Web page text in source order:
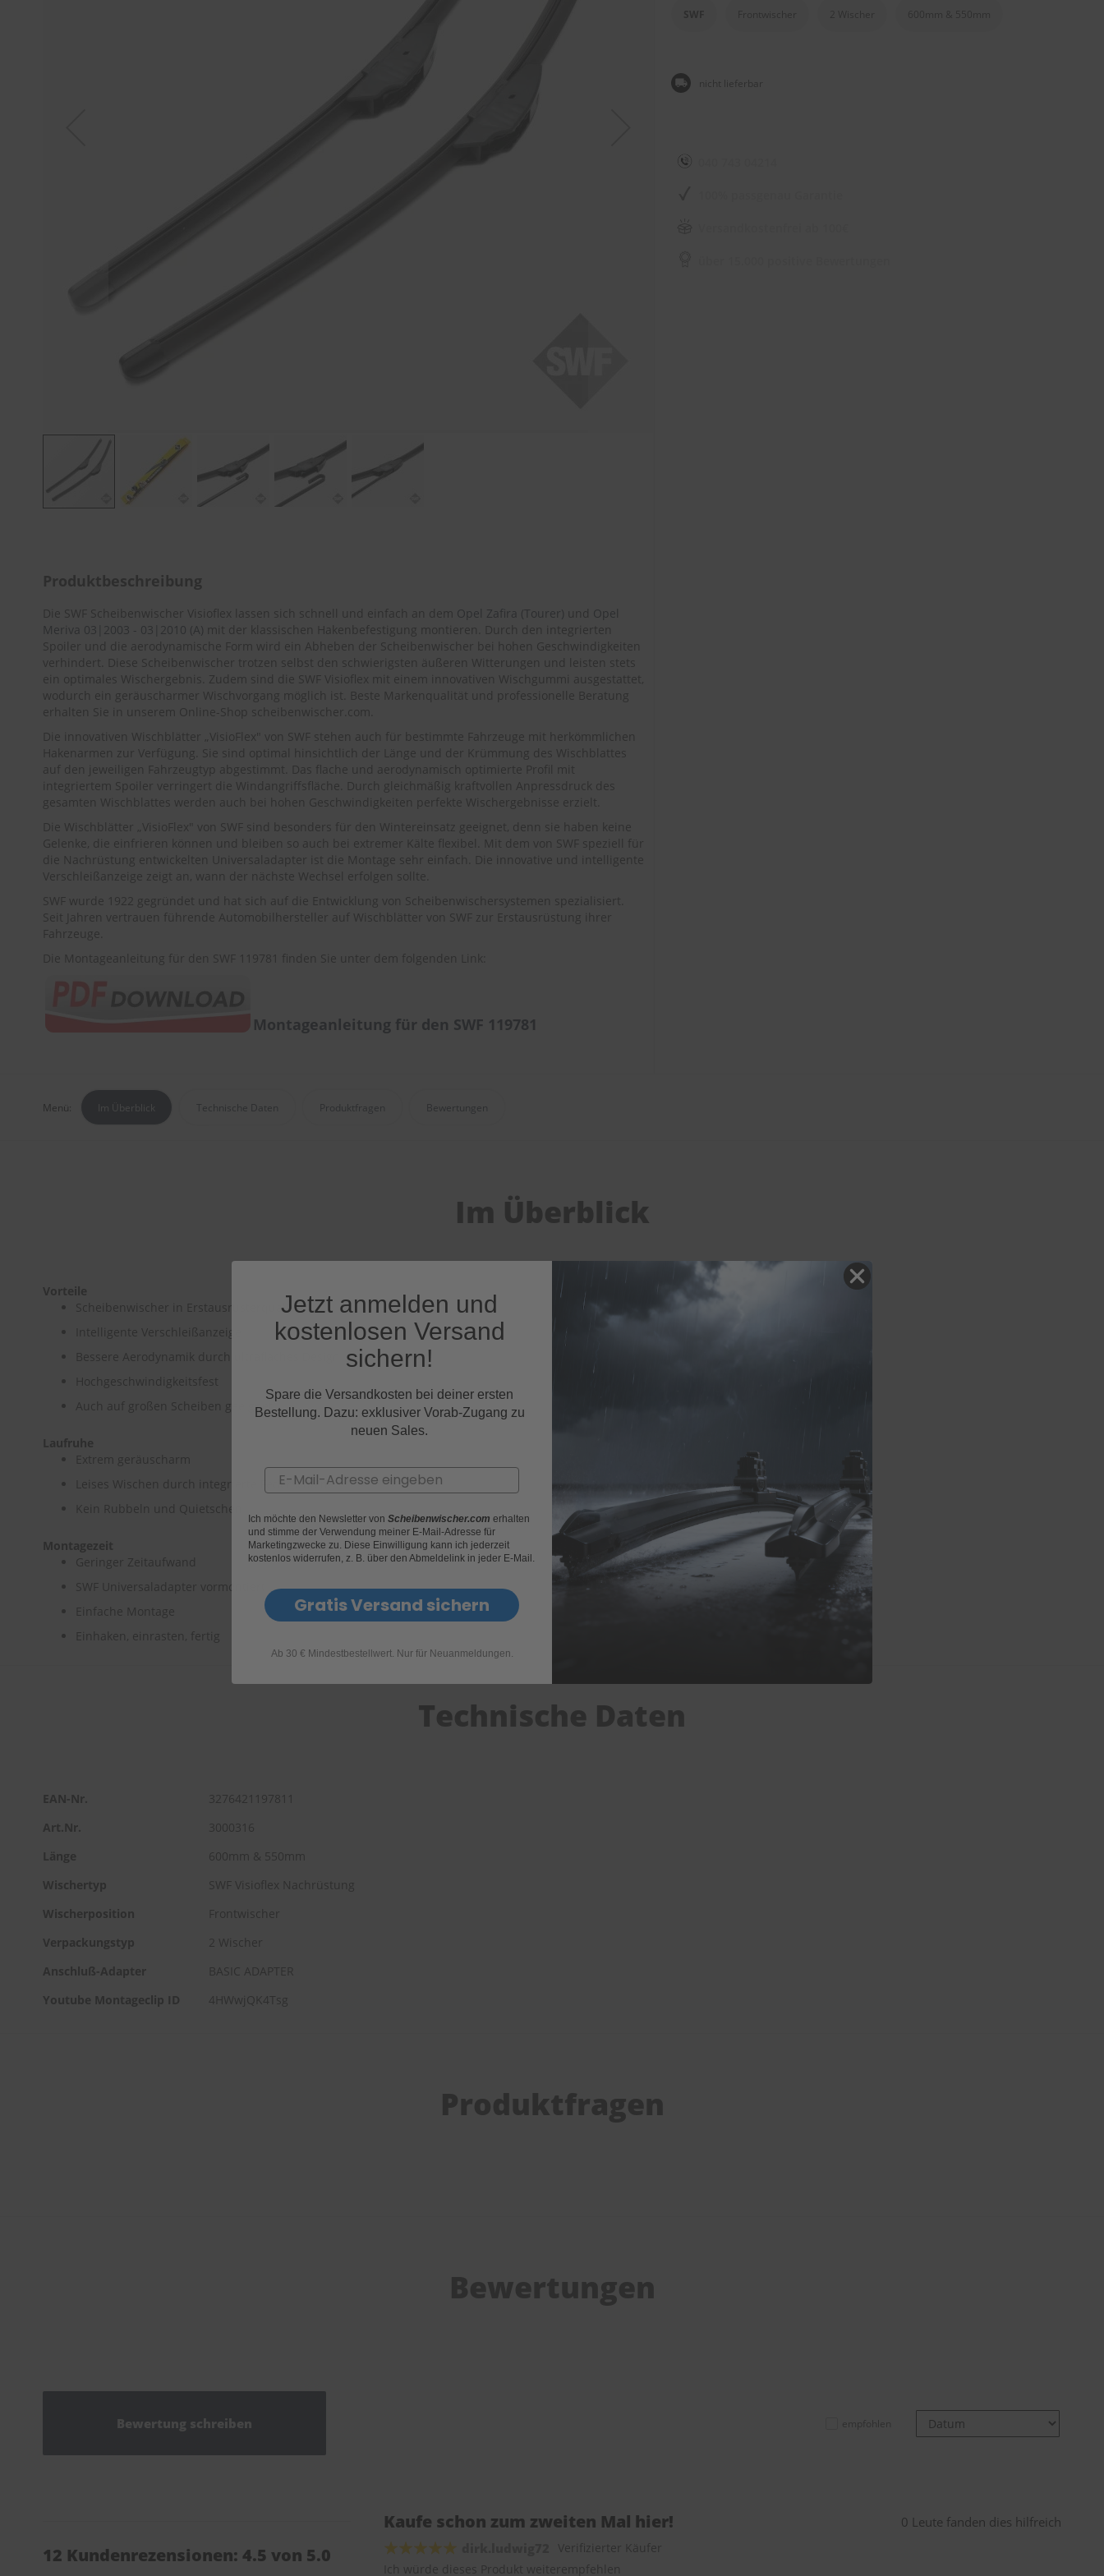
Bildergalerie
springen
nicht lieferbar
Produktbeschreibung
Die SWF Scheibenwischer Visioflex lassen sich schnell und einfach an dem Opel Zafira (Tourer) und Opel
Meriva 03|2003 - 03|2010 (A) mit der klassischen Hakenbefestigung montieren. Durch den integrierten
Spoiler und die aerodynamische Form wird ein Abheben der Scheibenwischer bei hohen Geschwindigkeiten
verhindert. Diese Scheibenwischer trotzen selbst den schwierigsten äußeren Witterungen und leisten stets
ein optimales Wischergebnis. Zudem sind die SWF Visioflex mit einem innovativen Wischgummi ausgestattet,
wodurch ein geräuscharmer Wischvorgang möglich ist. Beste Markenqualität und professionelle Beratung
erhalten Sie in unserem Online-Shop scheibenwischer.com.
Die innovativen Wischblätter „VisioFlex" von SWF stehen auch für bestimmte Fahrzeuge mit herkömmlichen
Hakenarmen zur Verfügung. Sie sind optimal hinsichtlich der Länge und der Krümmung des Wischblattes
auf den jeweiligen Fahrzeugtyp abgestimmt. Das flache und aerodynamisch optimierte Profil mit
integriertem Spoiler verringert die Windangriffsfläche. Durch gleichmäßig kraftvollen Anpressdruck des
gesamten Wischblattes werden auch bei hohen Geschwindigkeiten perfekte Wischergebnisse erzielt.
Die Wischblätter „VisioFlex" von SWF sind besonders für den Wintereinsatz geeignet, denn sie haben keine
Gelenke, die einfrieren können und bleiben so auch bei extremer Kälte flexibel. Mit dem von SWF speziell für
die Nachrüstung entwickelten Universaladapter ist die Montage sehr einfach. Die innovative und intelligente
Verschleißanzeige zeigt an, wann der nächste Wechsel erfolgen sollte.
SWF wurde 1922 gegründet und hat sich auf die Entwicklung von Scheibenwischersystemen spezialisiert.
Seit Jahren vertrauen führende Automobilhersteller auf Wischblätter von SWF zur Erstausrüstung ihrer
Fahrzeuge.
Die Montageanleitung für den SWF 119781 finden Sie unter dem folgenden Link:
Montageanleitung für den SWF 119781
Menü: Im Überblick Technische Daten Produktfragen Bewertungen
Im Überblick
Vorteile
Scheibenwischer in Erstausrüsterqualität
Intelligente Verschleißanzeige
Bessere Aerodynamik durch ultraflaches Design
Hochgeschwindigkeitsfest
Auch auf großen Scheiben geeignet
Laufruhe
Extrem geräuscharm
Leises Wischen durch integrierte Federschiene
Kein Rubbeln und Quietschen
Montagezeit
Geringer Zeitaufwand
SWF Universaladapter vormontiert
Einfache Montage
Einhaken, einrasten, fertig
Technische Daten
EAN-Nr.
3276421197811
Art.Nr.
3000316
Länge
600mm & 550mm
Wischertyp
SWF Visioflex Nachrüstung
Wischerposition
Frontwischer
Verpackungstyp
2 Wischer
Anschluß-Adapter
BASIC ADAPTER
Youtube Montageclip ID
4HWwjQK4Tsg
Produktfragen
Bewertungen
Bewertung schreiben
12 Kundenrezensionen: 4.5 von 5.0
Kaufe schon zum zweiten Mal hier!
0 Leute fanden dies hilfreich
Verifizierter Käufer
Ich würde dieses Produkt weiterempfehlen
Jetzt anmelden und
kostenlosen Versand
sichern!
Spare die Versandkosten bei deiner ersten
Bestellung. Dazu: exklusiver Vorab-Zugang zu
neuen Sales.
Email
Ich möchte den Newsletter von Scheibenwischer.com erhalten
und stimme der Verwendung meiner E-Mail-Adresse für
Marketingzwecke zu. Diese Einwilligung kann ich jederzeit
kostenlos widerrufen, z. B. über den Abmeldelink in jeder E-Mail.
Gratis Versand sichern
Ab 30 € Mindestbestellwert. Nur für Neuanmeldungen.